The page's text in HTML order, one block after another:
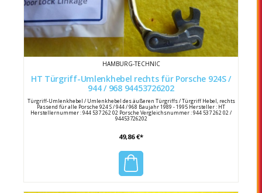
HAMBURG-TECHNIC
HT Türgriff-Umlenkhebel rechts für Porsche 924S /
944 / 968 94453726202
Türgriff-Umlenkhebel / Umlenkhebel des äußeren Türgriffs / Türgriff Hebel, rechts
Passend für alle Porsche 924 S / 944 / 968 Baujahr 1989 - 1995 Hersteller : HT
Herstellernummer : 944 537 262 02 Porsche Vergleichsnummer : 944 537 262 02 /
94453726202
49,86 €*